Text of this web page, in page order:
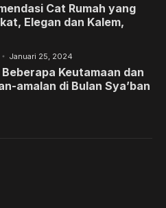
Cat Rumah yang
Elegan dan Kalem,
Januari 25, 2024
Beberapa Keutamaan dan
amalan di Bulan Sya’ban